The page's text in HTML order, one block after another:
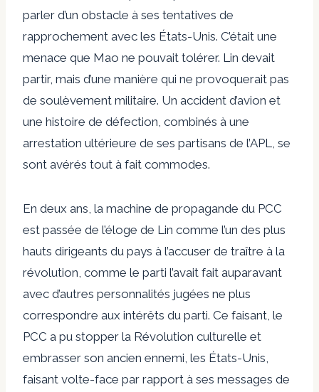
parler d’un obstacle à ses tentatives de
rapprochement avec les États-Unis. C’était une
menace que Mao ne pouvait tolérer. Lin devait
partir, mais d’une manière qui ne provoquerait pas
de soulèvement militaire. Un accident d’avion et
une histoire de défection, combinés à une
arrestation ultérieure de ses partisans de l’APL, se
sont avérés tout à fait commodes.
En deux ans, la machine de propagande du PCC
est passée de l’éloge de Lin comme l’un des plus
hauts dirigeants du pays à l’accuser de traître à la
révolution , comme le parti l’avait fait auparavant
avec d’autres personnalités jugées ne plus
correspondre aux intérêts du parti. Ce faisant, le
PCC a pu stopper la Révolution culturelle et
embrasser son ancien ennemi, les États-Unis,
faisant volte-face par rapport à ses messages de